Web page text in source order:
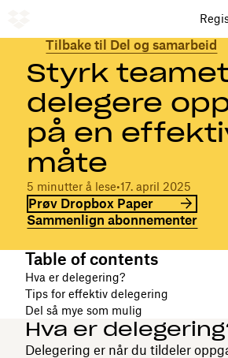
Tilbake til Del og samarbeid
Styrk
delegere
på en
måte
5 minutter å lese•17. april 2025
Prøv Dropbox Paper
Sammenlign abonnementer
Table of contents
Hva er delegering?
Tips for effektiv delegering
Del så mye som mulig
Hva er
Delegering er når du tildeler